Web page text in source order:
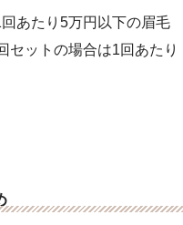
あたり5万円以下の眉毛
ットの場合は1回あたり